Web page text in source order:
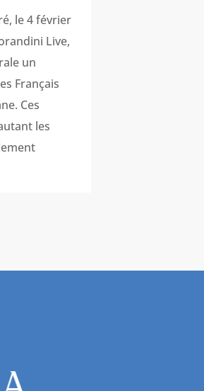
le 4 février
Live,
un
Français
Ces
les